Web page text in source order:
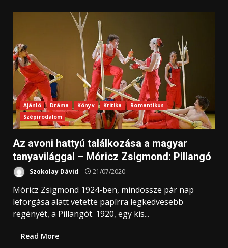
Ajánló Dráma Könyv Kritika
Romantikus
Szépirodalom
Az avoni hattyú találkozása a magyar
tanyavilággal – Móricz Zsigmond: Pillangó
Szokolay Dávid 21/07/2020
Móricz Zsigmond 1924-ben, mindössze pár nap
leforgása alatt vetette papírra legkedvesebb
regényét, a Pillangót. 1920, egy kis...
Read More